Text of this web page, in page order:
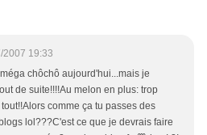
2007 19:33
chôchô aujourd'hui...mais je
de suite!!!!Au melon en plus: trop
comme ça tu passes des
lol???C'est ce que je devrais faire